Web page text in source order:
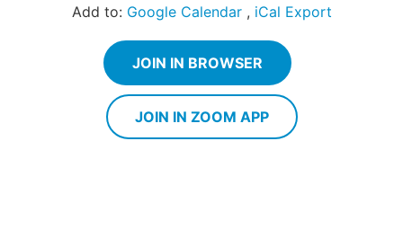
Add to: Google Calendar, iCal Export
JOIN IN BROWSER
JOIN IN ZOOM APP